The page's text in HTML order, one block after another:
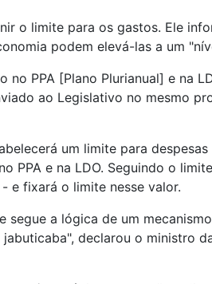
o limite para os gastos. Ele
podem elevá-las a um
PPA [Plano Plurianual] e na
ao Legislativo no mesmo
um limite para
PPA e na LDO. Seguindo o
e fixará o limite nesse valor.
segue a lógica de um
declarou o ministro